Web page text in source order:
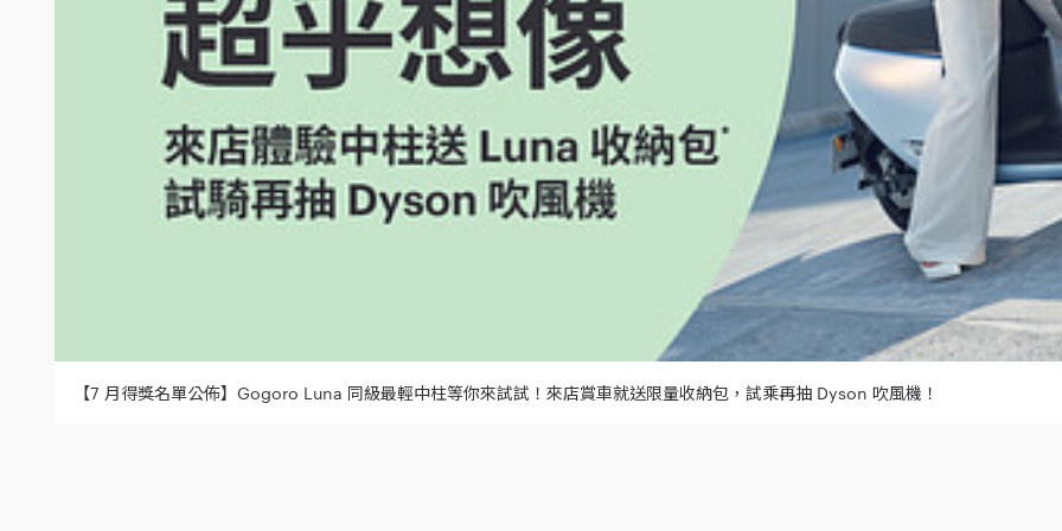
【7 月得獎名單公佈】Gogoro Luna 同級最輕中柱等你來試試！來店賞車就送限量收納包，試乘再抽 Dyson 吹風機！